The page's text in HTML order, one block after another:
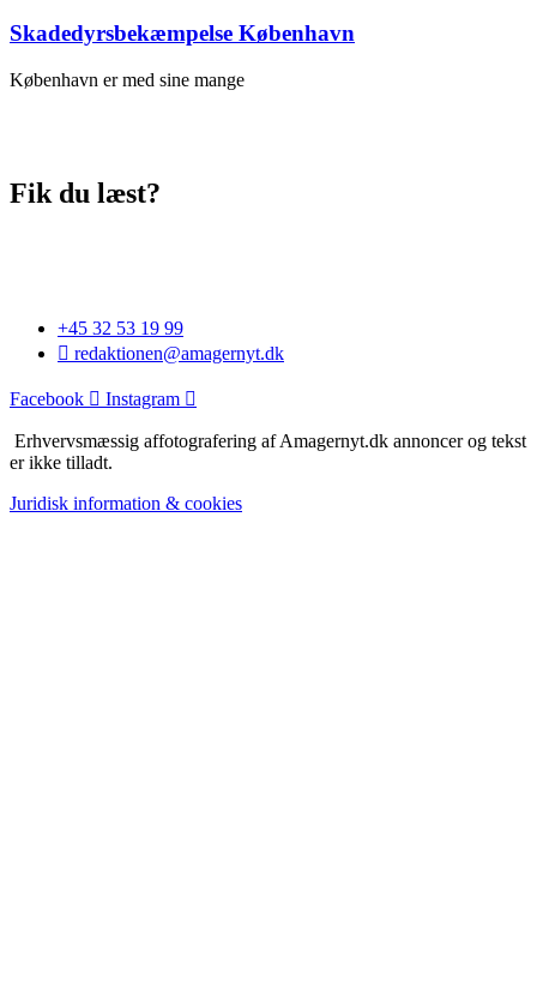
Skadedyrsbekæmpelse København
København er med sine mange
Fik du læst?
+45 32 53 19 99
redaktionen@amagernyt.dk
Facebook Instagram
Erhvervsmæssig affotografering af Amagernyt.dk annoncer og tekst
er ikke tilladt.
Juridisk information & cookies